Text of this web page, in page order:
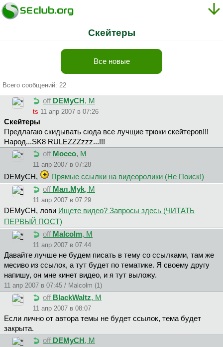
Скейтеры
Все новые
Всего сообщений: 22
off DEMyCH , М
ts 11 апр 2007 в 07:26
Скейтеры
Предлагаю скидывать сюда все лучщие трюки скейтеров!!!
Народ...SK8 RULEZZZzzz...!!!
off Mocco, М
11 апр 2007 в 07:28
DEMyCH,
Прямые ссылки на видеоролики (Не Поиск!)
off Maл.Myk, М
11 апр 2007 в 07:29
DEMyCH, лови Ищете видео? Запросы здесь (ЧИТАТЬ
ПЕРВЫЙ ПОСТ)
off Malcolm, М
11 апр 2007 в 07:44
Давайте лучше не будем писать в тему со ссылками, там же
месиво из ссылок, а тут будет по тематике. Я своему другу
напишу, он мне кинет видео, и я тут выложу.
11 апр 2007 в 07:45 / Malcolm (1)
off BlackWaltz, М
11 апр 2007 в 08:07
Если лично от автора темы не будет ссылок, тема будет
закрыта.
off DEMyCH , М